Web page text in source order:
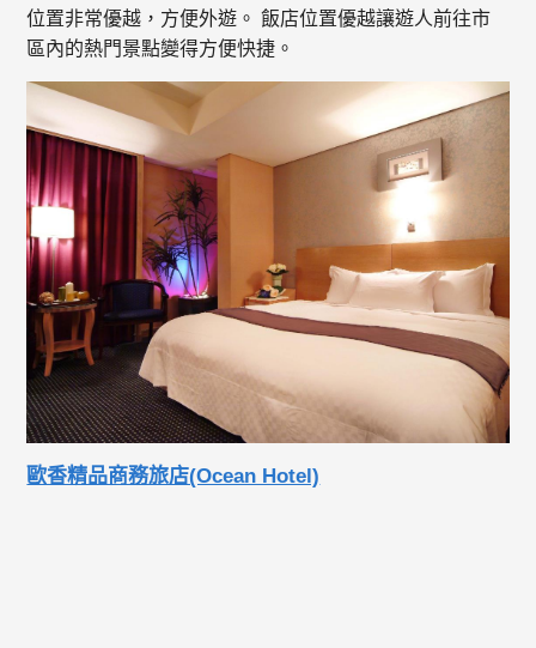
位置非常優越，方便外遊。 飯店位置優越讓遊人前往市
區內的熱門景點變得方便快捷。
歐香精品商務旅店(Ocean Hotel)